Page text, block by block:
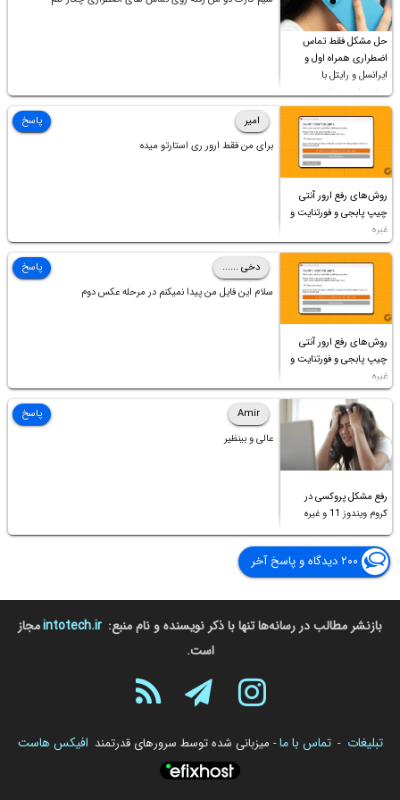
حل مشکل فقط تماس
اضطراری همراه اول و
ایرانسل و رایتل با
روش‌های مختلف
روش‌های رفع ارور آنتی
چیپ پابجی و فورتنایت و
غیره
امیر
برای من فقط ارور ری استارتو میده
پاسخ
روش‌های رفع ارور آنتی
چیپ پابجی و فورتنایت و
غیره
دخی ......
سلام این فایل من پیدا نمیکنم در مرحله عکس دوم
پاسخ
رفع مشکل پروکسی در
کروم ویندوز 11 و غیره
Amir
عالی و بینظیر
پاسخ
۲۰۰ دیدگاه و پاسخ آخر
بازنشر مطالب در رسانه‌ها تنها با ذکر نویسنده و نام منبع: intotech.irمجاز
است.
تبلیغات - تماس با ما- میزبانی شده توسط سرورهای قدرتمند افیکس هاست